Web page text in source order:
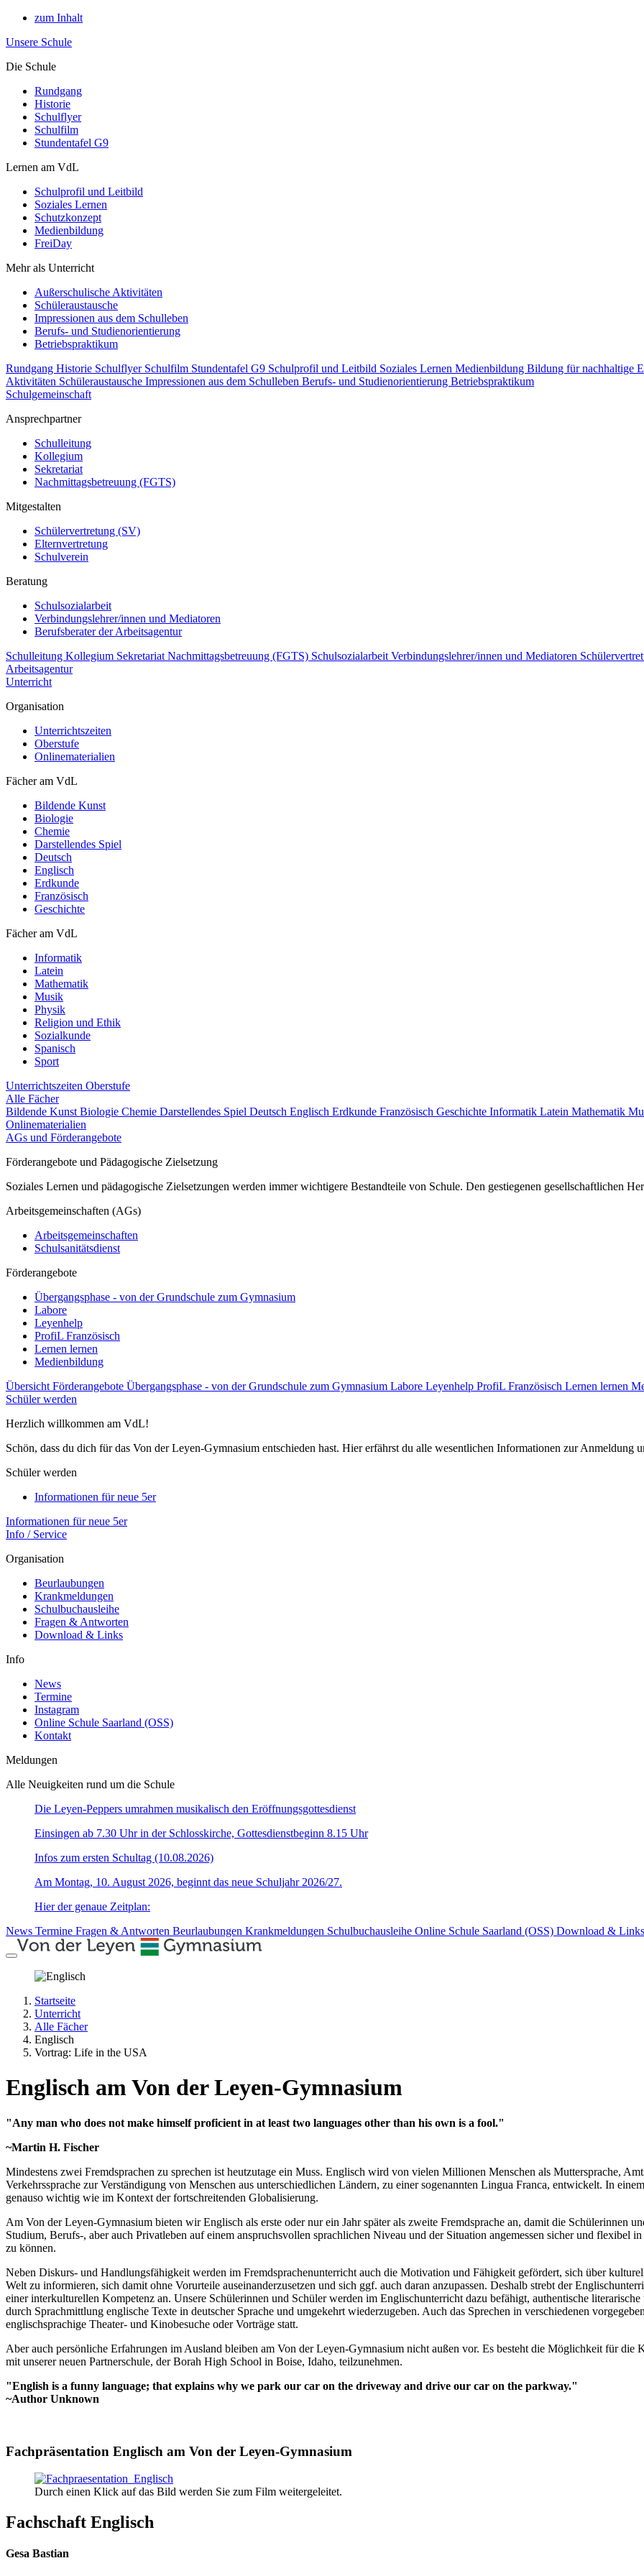
zum Inhalt
Unsere Schule
Die Schule
Rundgang
Historie
Schulflyer
Schulfilm
Stundentafel G9
Lernen am VdL
Schulprofil und Leitbild
Soziales Lernen
Schutzkonzept
Medienbildung
FreiDay
Mehr als Unterricht
Außerschulische Aktivitäten
Schüleraustausche
Impressionen aus dem Schulleben
Berufs- und Studienorientierung
Betriebspraktikum
Rundgang Historie Schulflyer Schulfilm Stundentafel G9 Schulprofil und Leitbild Soziales Lernen Medienbildung Bildung für nachhaltige
Aktivitäten Schüleraustausche Impressionen aus dem Schulleben Berufs- und Studienorientierung Betriebspraktikum
Schulgemeinschaft
Ansprechpartner
Schulleitung
Kollegium
Sekretariat
Nachmittagsbetreuung (FGTS)
Mitgestalten
Schülervertretung (SV)
Elternvertretung
Schulverein
Beratung
Schulsozialarbeit
Verbindungslehrer/innen und Mediatoren
Berufsberater der Arbeitsagentur
Schulleitung Kollegium Sekretariat Nachmittagsbetreuung (FGTS) Schulsozialarbeit Verbindungslehrer/innen und Mediatoren
Arbeitsagentur
Unterricht
Organisation
Unterrichtszeiten
Oberstufe
Onlinematerialien
Fächer am VdL
Bildende Kunst
Biologie
Chemie
Darstellendes Spiel
Deutsch
Englisch
Erdkunde
Französisch
Geschichte
Fächer am VdL
Informatik
Latein
Mathematik
Musik
Physik
Religion und Ethik
Sozialkunde
Spanisch
Sport
Unterrichtszeiten Oberstufe
Alle Fächer
Bildende Kunst Biologie Chemie Darstellendes Spiel Deutsch Englisch Erdkunde Französisch Geschichte Informatik Latein Mathematik
Onlinematerialien
AGs und Förderangebote
Förderangebote und Pädagogische Zielsetzung
Soziales Lernen und pädagogische Zielsetzungen werden immer wichtigere Bestandteile von Schule. Den gestiegenen gesellschaftlichen
Arbeitsgemeinschaften (AGs)
Arbeitsgemeinschaften
Schulsanitätsdienst
Förderangebote
Übergangsphase - von der Grundschule zum Gymnasium
Labore
Leyenhelp
ProfiL Französisch
Lernen lernen
Medienbildung
Übersicht Förderangebote Übergangsphase - von der Grundschule zum Gymnasium Labore Leyenhelp ProfiL Französisch Lernen lernen
Schüler werden
Herzlich willkommen am VdL!
Schön, dass du dich für das Von der Leyen-Gymnasium entschieden hast. Hier erfährst du alle wesentlichen Informationen zur Anmeldung
Schüler werden
Informationen für neue 5er
Informationen für neue 5er
Info / Service
Organisation
Beurlaubungen
Krankmeldungen
Schulbuchausleihe
Fragen & Antworten
Download & Links
Info
News
Termine
Instagram
Online Schule Saarland (OSS)
Kontakt
Meldungen
Alle Neuigkeiten rund um die Schule
Die Leyen-Peppers umrahmen musikalisch den Eröffnungsgottesdienst
Einsingen ab 7.30 Uhr in der Schlosskirche, Gottesdienstbeginn 8.15 Uhr
Infos zum ersten Schultag (10.08.2026)
Am Montag, 10. August 2026, beginnt das neue Schuljahr 2026/27.
Hier der genaue Zeitplan:
News Termine Fragen & Antworten Beurlaubungen Krankmeldungen Schulbuchausleihe Online Schule Saarland (OSS) Download & Links
Startseite
Unterricht
Alle Fächer
Englisch
Vortrag: Life in the USA
Englisch am Von der Leyen-Gymnasium
"Any man who does not make himself proficient in at least two languages other than his own is a fool."
~Martin H. Fischer
Mindestens zwei Fremdsprachen zu sprechen ist heutzutage ein Muss. Englisch wird von vielen Millionen Menschen als Muttersprache,
Verkehrssprache zur Verständigung von Menschen aus unterschiedlichen Ländern, zu einer sogenannten Lingua Franca, entwickelt. In
genauso wichtig wie im Kontext der fortschreitenden Globalisierung.
Am Von der Leyen-Gymnasium bieten wir Englisch als erste oder nur ein Jahr später als zweite Fremdsprache an, damit die Schülerinnen
Studium, Berufs-, aber auch Privatleben auf einem anspruchsvollen sprachlichen Niveau und der Situation angemessen sicher und flexibel
zu können.
Neben Diskurs- und Handlungsfähigkeit werden im Fremdsprachenunterricht auch die Motivation und Fähigkeit gefördert, sich über
Welt zu informieren, sich damit ohne Vorurteile auseinanderzusetzen und sich ggf. auch daran anzupassen. Deshalb strebt der
einer interkulturellen Kompetenz an. Unsere Schülerinnen und Schüler werden im Englischunterricht dazu befähigt, authentische
durch Sprachmittlung englische Texte in deutscher Sprache und umgekehrt wiederzugeben. Auch das Sprechen in verschiedenen
englischsprachige Theater- und Kinobesuche oder Vorträge statt.
Aber auch persönliche Erfahrungen im Ausland bleiben am Von der Leyen-Gymnasium nicht außen vor. Es besteht die Möglichkeit für die
mit unserer neuen Partnerschule, der Borah High School in Boise, Idaho, teilzunehmen.
"English is a funny language; that explains why we park our car on the driveway and drive our car on the parkway."
~Author Unknown
Fachpräsentation Englisch am Von der Leyen-Gymnasium
Durch einen Klick auf das Bild werden Sie zum Film weitergeleitet.
Fachschaft Englisch
Gesa Bastian